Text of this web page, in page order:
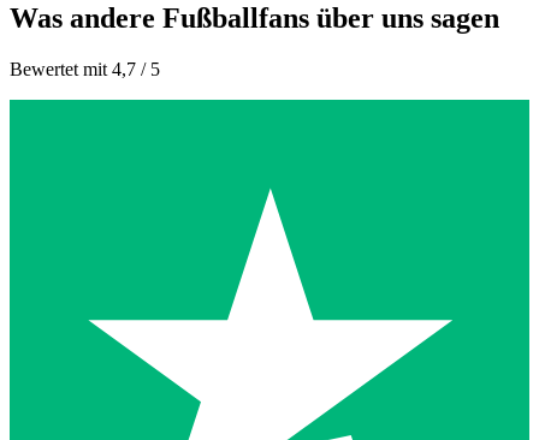
Was andere Fußballfans über uns sagen
Bewertet mit 4,7 / 5